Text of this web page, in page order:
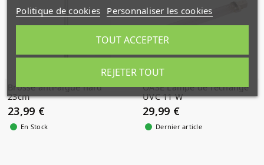
Brosse anti-algue hard
23cm
23,99 €
En Stock
OASE Lampe de rechange
UVC 11 W
29,99 €
Dernier article
Politique de cookies Personnaliser les cookies
REJETER TOUT
TOUT ACCEPTER